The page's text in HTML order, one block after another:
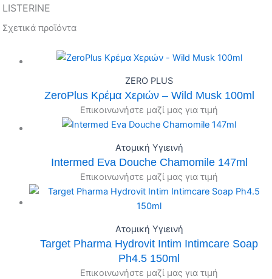
LISTERINE
Σχετικά προϊόντα
ZERO PLUS
ZeroPlus Κρέμα Χεριών – Wild Musk 100ml
Επικοινωνήστε μαζί μας για τιμή
Ατομική Υγιεινή
Intermed Eva Douche Chamomile 147ml
Επικοινωνήστε μαζί μας για τιμή
Ατομική Υγιεινή
Target Pharma Hydrovit Intim Intimcare Soap
Ph4.5 150ml
Επικοινωνήστε μαζί μας για τιμή